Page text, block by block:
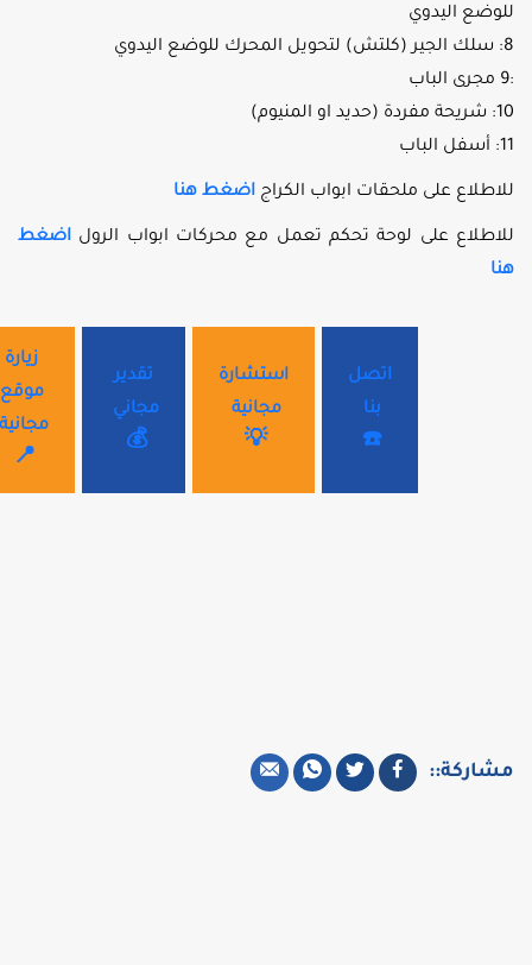
للوضع اليدوي
8: سلك الجير (كلتش) لتحويل المحرك للوضع اليدوي
:9 مجرى الباب
10: شريحة مفردة (حديد او المنيوم)
11: أسفل الباب
للاطلاع على ملحقات ابواب الكراج اضغط هنا
للاطلاع على لوحة تحكم تعمل مع محركات ابواب الرول اضغط
هنا
اتصل
بنا
☎️
استشارة
مجانية
💡
تقدير
مجاني
💰
زيارة
موقع
📍
مشاركة::